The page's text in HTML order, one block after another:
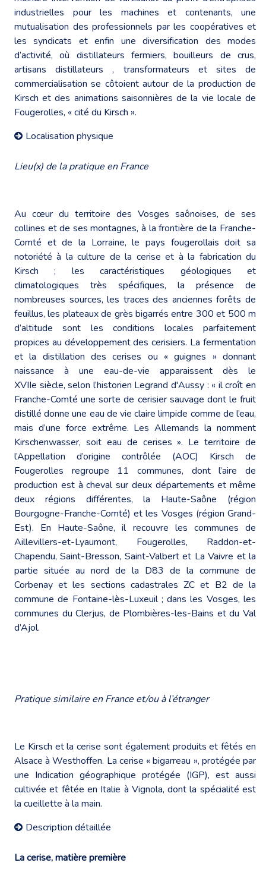
industrielles pour les machines et contenants, une
mutualisation des professionnels par les coopératives et
les syndicats et enfin une diversification des modes
d’activité, où distillateurs fermiers, bouilleurs de crus,
artisans distillateurs , transformateurs et sites de
commercialisation se côtoient autour de la production de
Kirsch et des animations saisonnières de la vie locale de
Fougerolles, « cité du Kirsch ».
Localisation physique
Lieu(x) de la pratique en France
Au cœur du territoire des Vosges saônoises, de ses
collines et de ses montagnes, à la frontière de la Franche-
Comté et de la Lorraine, le pays fougerollais doit sa
notoriété à la culture de la cerise et à la fabrication du
Kirsch ; les caractéristiques géologiques et
climatologiques très spécifiques, la présence de
nombreuses sources, les traces des anciennes forêts de
feuillus, les plateaux de grès bigarrés entre 300 et 500 m
d’altitude sont les conditions locales parfaitement
propices au développement des cerisiers. La fermentation
et la distillation des cerises ou « guignes » donnant
naissance à une eau-de-vie apparaissent dès le
XVIIe siècle, selon l’historien Legrand d'Aussy : « il croît en
Franche-Comté une sorte de cerisier sauvage dont le fruit
distillé donne une eau de vie claire limpide comme de l’eau,
mais d’une force extrême. Les Allemands la nomment
Kirschenwasser, soit eau de cerises ». Le territoire de
l’Appellation d’origine contrôlée (AOC) Kirsch de
Fougerolles regroupe 11 communes, dont l’aire de
production est à cheval sur deux départements et même
deux régions différentes, la Haute-Saône (région
Bourgogne-Franche-Comté) et les Vosges (région Grand-
Est). En Haute-Saône, il recouvre les communes de
Aillevillers-et-Lyaumont, Fougerolles, Raddon-et-
Chapendu, Saint-Bresson, Saint-Valbert et La Vaivre et la
partie située au nord de la D83 de la commune de
Corbenay et les sections cadastrales ZC et B2 de la
commune de Fontaine-lès-Luxeuil ; dans les Vosges, les
communes du Clerjus, de Plombières-les-Bains et du Val
d’Ajol.
Pratique similaire en France et/ou à l’étranger
Le Kirsch et la cerise sont également produits et fêtés en
Alsace à Westhoffen. La cerise « bigarreau », protégée par
une Indication géographique protégée (IGP), est aussi
cultivée et fêtée en Italie à Vignola, dont la spécialité est
la cueillette à la main.
Description détaillée
La cerise, matière première